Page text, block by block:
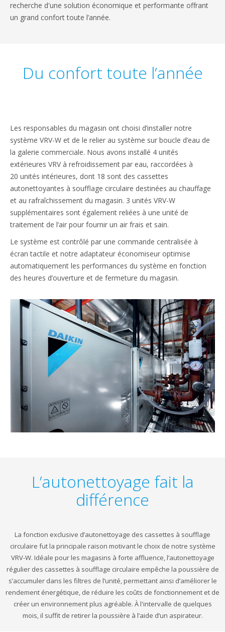
recherche d'une solution économique et performante offrant
un grand confort toute l’année.
Du confort toute l’année
Les responsables du magasin ont choisi d’installer notre
système VRV-W et de le relier au système sur boucle d’eau de
la galerie commerciale. Nous avons installé 4 unités
extérieures VRV à refroidissement par eau, raccordées à
20 unités intérieures, dont 18 sont des cassettes
autonettoyantes à soufflage circulaire destinées au chauffage
et au rafraîchissement du magasin. 3 unités VRV-W
supplémentaires sont également reliées à une unité de
traitement de l’air pour fournir un air frais et sain.
Le système est contrôlé par une commande centralisée à
écran tactile et notre adaptateur économiseur optimise
automatiquement les performances du système en fonction
des heures d’ouverture et de fermeture du magasin.
L’autonettoyage fait la
différence
La fonction exclusive d’autonettoyage des cassettes à soufflage
circulaire fut la principale raison motivant le choix de notre système
VRV-W. Idéale pour les magasins à forte affluence, l’autonettoyage
régulier des cassettes à soufflage circulaire empêche la poussière de
s’accumuler dans les filtres de l’unité, permettant ainsi d’améliorer le
rendement énergétique, de réduire les coûts de fonctionnement et de
créer un environnement plus agréable. À l'intervalle de quelques
mois, il suffit de retirer la poussière à l’aide d’un aspirateur.